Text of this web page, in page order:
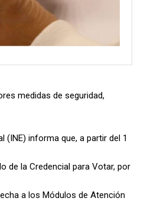
medidas de seguridad,
(INE) informa que, a partir del 1
de la Credencial para Votar, por
a los Módulos de Atención